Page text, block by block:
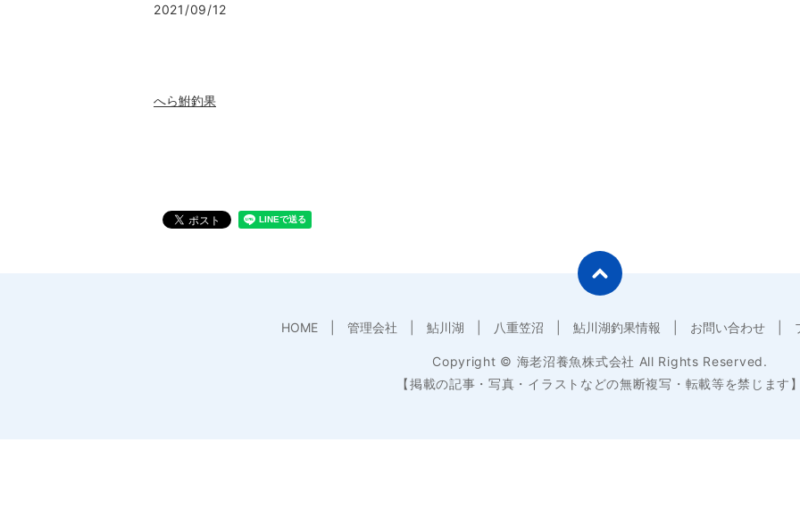
2021/09/12
へら鮒釣果
HOME 管理会社 鮎川湖 八重笠沼 鮎川湖釣果情報 お問い合わせ
Copyright © 海老沼養魚株式会社 All Rights Reserved.
【掲載の記事・写真・イラストなどの無断複写・転載等を禁じます】